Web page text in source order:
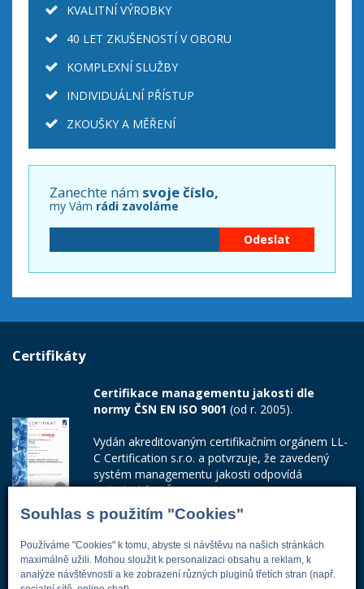
Souhlas s použitím "Cookies"
Používáme "Cookies" k tomu, abyste si návštěvu na našich stránkách
maximálně užili. Mohou sloužit k personalizaci obsahu a reklam, k
analýze návštěvnosti a ke zobrazení různých pluginů třetích stran (např.
KVALITNÍ VÝROBKY
40 LET ZKUŠENOSTÍ V OBORU
KOMPLEXNÍ SLUŽBY
INDIVIDUÁLNÍ PŘÍSTUP
ZKOUŠKY A MĚŘENÍ
Zanechte nám svoje číslo,
my Vám rádi zavoláme
Certifikáty
Certifikace managementu jakosti dle
normy ČSN EN ISO 9001 (od r. 2005).
Vydán akreditovaným certifikačním orgánem LL-
C Certification s.r.o. a potvrzuje, že zavedený
systém managementu jakosti odpovídá
požadavkům ČSN EN ISO 9001:2015.
Číslo certifikátu: 42014103
Adresa firmy